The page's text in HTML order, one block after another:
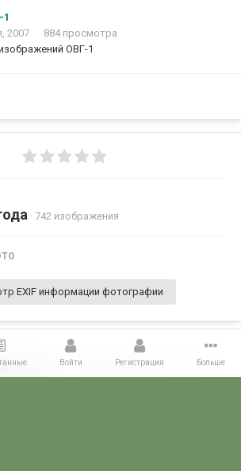
1
2007
884 просмотра
ОВГ-1
· 742 изображения
EXIF информации фотографии
Подписчики 0
Войти Регистрация Больше